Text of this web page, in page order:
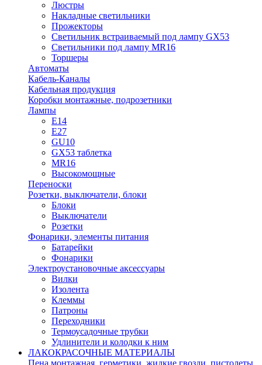
Люстры
Накладные светильники
Прожекторы
Светильник встраиваемый под лампу GX53
Светильники под лампу MR16
Торшеры
Автоматы
Кабель-Каналы
Кабельная продукция
Коробки монтажные, подрозетники
Лампы
E14
E27
GU10
GX53 таблетка
MR16
Высокомощные
Переноски
Розетки, выключатели, блоки
Блоки
Выключатели
Розетки
Фонарики, элементы питания
Батарейки
Фонарики
Электроустановочные аксессуары
Вилки
Изолента
Клеммы
Патроны
Переходники
Термоусадочные трубки
Удлинители и колодки к ним
ЛАКОКРАСОЧНЫЕ МАТЕРИАЛЫ
Пена монтажная, герметики, жидкие гвозди, пистолеты